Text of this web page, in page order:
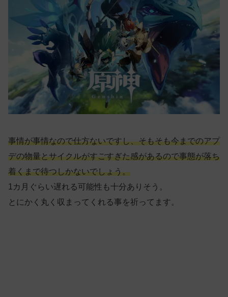
事情が事情なので仕方ないですし、そもそも今までのアプ
デの物量とサイクルがすごすぎた感があるので事態が落ち
着くまで待つしかないでしょう。
1カ月ぐらい遅れる可能性も十分ありそう。
とにかく丸く収まってくれる事を祈ってます。